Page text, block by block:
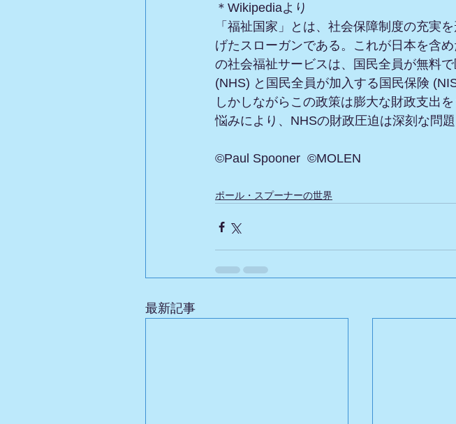
＊Wikipediaより
「福祉国家」とは、社会保障制度の充実
げたスローガンである。これが日本を含
の社会福祉サービスは、国民全員が無料
(NHS) と国民全員が加入する国民保険
しかしながらこの政策は膨大な財政支出
悩みにより、NHSの財政圧迫は深刻な問題
©Paul Spooner  ©MOLEN
ポール・スプーナーの世界
最新記事